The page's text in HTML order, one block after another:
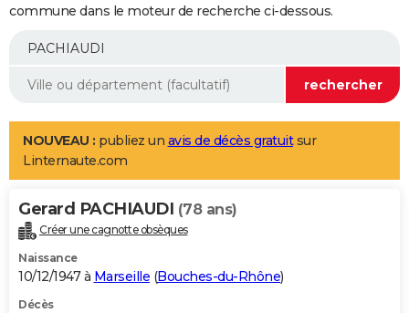
Essais
Réserver un essai
Citadines
Berlines
SUV
Forum auto
+
Mobiles
Meilleur smartphone
Internet
Ordinateurs
Jeux vidéo
Guide high-tech
Aménagement intérieur
LIFESTYLE
Art de vivre
Bien-être
Loisirs
Mode
Modes de vie
Alimentation
Guide de la santé
Maladies
Médicaments
Sommeil
VOYAGE
Destinations
City break
Voyage nature
Voyage de noces
Forum
Climat
+PHOTO
GUIDES D'ACHAT
commune dans le moteur de recherche ci-dessous.
NOUVEAU : publiez un avis de décès gratuitsur
Linternaute.com
Gerard PACHIAUDI (78 ans)
Créer une cagnotte obsèques
Naissance
10/12/1947 à Marseille (Bouches-du-Rhône)
Décès